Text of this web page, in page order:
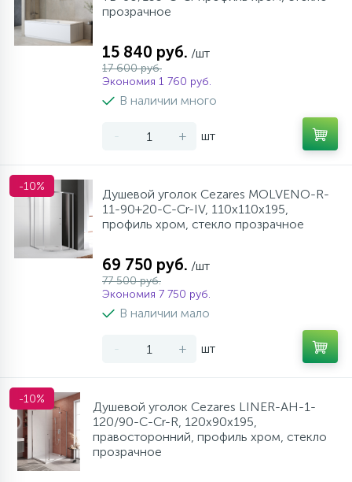
прозрачное
15 840 руб. /шт
17 600 руб.
Экономия 1 760 руб.
В наличии много
- + шт
-10%
Душевой уголок Cezares MOLVENO-R-
11-90+20-C-Cr-IV, 110х110х195,
профиль хром, стекло прозрачное
69 750 руб. /шт
77 500 руб.
Экономия 7 750 руб.
В наличии мало
- + шт
-10%
Душевой уголок Cezares LINER-AH-1-
120/90-C-Cr-R, 120х90х195,
правосторонний, профиль хром, стекло
прозрачное